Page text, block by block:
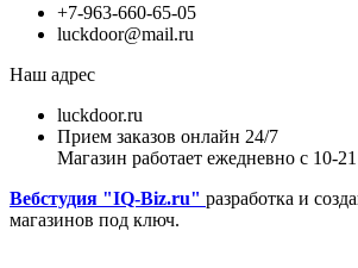
+7-963-660-65-05
luckdoor@mail.ru
Наш адрес
luckdoor.ru
Прием заказов онлайн 24/7
Магазин работает ежедневно с 10-21
Вебстудия "IQ-Biz.ru" разработка и
магазинов под ключ.